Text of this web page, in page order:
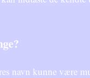
navn kunne være